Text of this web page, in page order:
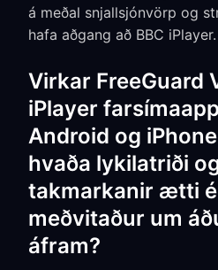
á meðal snjallsjónvörp og
hafa aðgang að BBC iPlayer.
Virkar FreeGuard
iPlayer
Android og
hvaða lykilatriði
takmarkanir ætti
meðvitaður um
áfram?